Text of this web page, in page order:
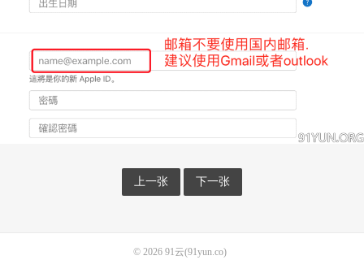
上一张 下一张
© 2026 91云(91yun.co)